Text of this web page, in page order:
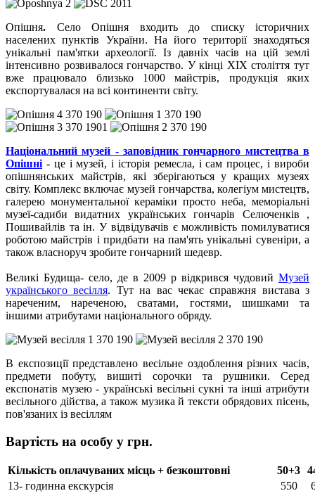
Опішня. Село Опішня входить до списку історичних
населених пунктів України. На його території знаходяться
унікальні пам'ятки археології. Із давніх часів на цій землі
інтенсивно розвивалося гончарство. У кінці XIX століття тут
вже працювало близько 1000 майстрів, продукція яких
експортувалася на всі континенти світу.
Національний музей - заповідник гончарного мистецтва в
Опішні - це і музей, і історія ремесла, і сам процес, і вироби
опішнянських майстрів, які зберігаються у кращих музеях
світу. Комплекс включає музей гончарства, колегіум мистецтв,
галерею монументальної кераміки просто неба, меморіальні
музеї-садиби видатних українських гончарів Селюченків ,
Пошивайлів та ін. У відвідувачів є можливість помилуватися
роботою майстрів і придбати на пам'ять унікальні сувеніри, а
також власноруч зробите гончарний шедевр.
Великі Будища- село, де в 2009 р відкрився чудовий Музей
українського весілля. Тут на вас чекає справжня вистава з
нареченим, нареченою, сватами, гостями, шишками та
іншими атрибутами національного обряду.
В експозиції представлено весільне оздоблення різних часів,
предмети побуту, вишиті сорочки та рушники. Серед
експонатів музею - українські весільні сукні та інші атрибути
весільного дійства, а також музика й тексти обрядових пісень,
пов'язаних із весіллям
Вартість на особу у грн.
Кількість оплачуваних місць + безкоштовні 50+3
13- годинна екскурсія
550